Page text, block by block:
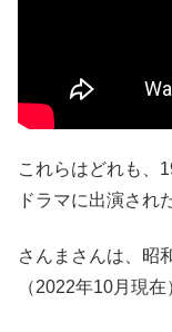
これらはどれも、
ドラマに出演され
さんまさんは、昭
（2022年10月現在